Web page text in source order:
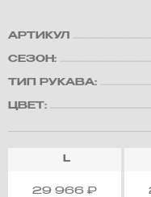
АРТИКУЛ
СЕЗОН:
ТИП РУКАВА:
ЦВЕТ:
L
29 966 ₽